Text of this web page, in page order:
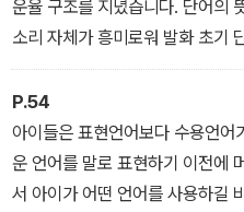
위한 기초 체력 또한 키워줄 수
확실한 안내서가 되어줄 것이다.
운율 구조를 지녔습니다. 단어의
소리 자체가 흥미로워 발화 초기
리 영어에서는 대화 중에 감탄사
있게 연습해보 세요.
P.54
아이들은 표현언어보다 수용언어
운 언어를 말로 표현하기 이전에
서 아이가 어떤 언어를 사용하길